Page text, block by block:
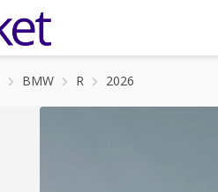
BMW R 2026